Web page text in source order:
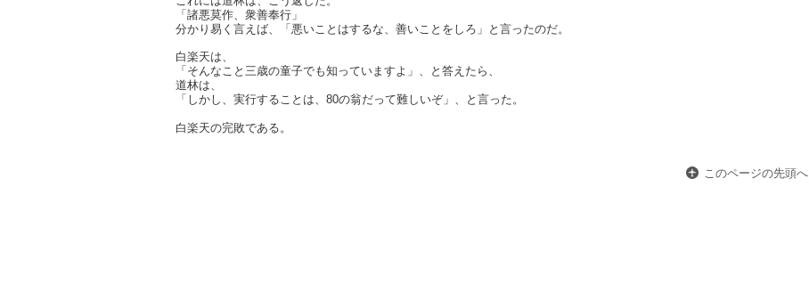
「諸悪莫作、衆善奉行」
分かり易く言えば、「悪いことはするな、善いことをしろ」と言ったのだ。
白楽天は、
「そんなこと三歳の童子でも知っていますよ」、と答えたら、
道林は、
「しかし、実行することは、80の翁だって難しいぞ」、と言った。
白楽天の完敗である。
このページの先頭へ